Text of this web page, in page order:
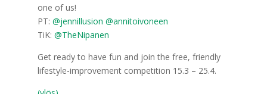
one of us!
PT: @jennillusion @annitoivoneen
TiK: @TheNipanen
Get ready to have fun and join the free, friendly
lifestyle-improvement competition 15.3 – 25.4.